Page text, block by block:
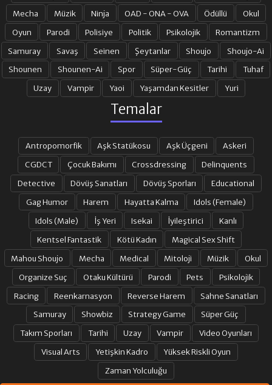
Mecha
Müzik Ninja OAD - ONA - OVA Ödüllü
Okul
Oyun
Parodi Polisiye Politik Psikolojik
Romantizm
Samuray
Savaş Seinen Şeytanlar Shoujo
Shoujo-Ai
Shounen
Shounen-Ai Spor Süper-Güç Tarihi
Tuhaf
Uzay
Vampir Yaoi Yaşamdan Kesitler Yuri
Temalar
Antropomorfik Aşk Statükosu Aşk Üçgeni
Askeri
CGDCT
Çocuk Bakımı Crossdressing
Delinquents
Detective
Dövüş Sanatları Dövüş Sporları
Educational
Gag Humor
Harem Hayatta Kalma
Idols (Female)
Idols (Male)
İş Yeri Isekai İyileştirici
Kanlı
Kentsel Fantastik
Kötü Kadın
Magical Sex Shift
Mahou Shoujo
Mecha Medical Mitoloji Müzik
Okul
Organize Suç
Otaku Kültürü Parodi Pets
Psikolojik
Racing
Reenkarnasyon Reverse Harem
Sahne Sanatları
Samuray
Showbiz Strategy Game
Süper Güç
Takım Sporları
Tarihi Uzay Vampir
Video Oyunları
Visual Arts
Yetişkin Kadro
Yüksek Riskli Oyun
Zaman Yolculuğu